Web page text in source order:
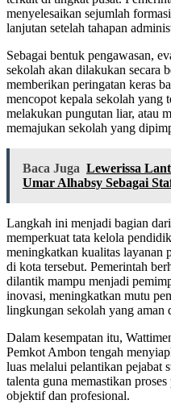
menyelesaikan sejumlah
lanjutan setelah tahapan
Sebagai bentuk pengawasan,
sekolah akan dilakukan secara
memberikan peringatan keras
mencopot kepala sekolah yang
melakukan pungutan liar, atau
memajukan sekolah yang
Baca Juga Lewerissa
Umar Alhabsy Sebagai
Langkah ini menjadi bagian
memperkuat tata kelola
meningkatkan kualitas layanan
di kota tersebut. Pemerintah
dilantik mampu menjadi
inovasi, meningkatkan mutu
lingkungan sekolah yang aman
Dalam kesempatan itu,
Pemkot Ambon tengah
luas melalui pelantikan pejabat
talenta guna memastikan
objektif dan profesional.